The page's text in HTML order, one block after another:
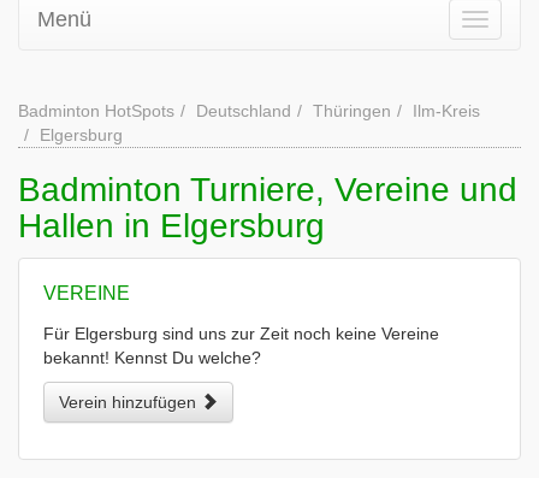
Menü
Badminton HotSpots Deutschland Thüringen
Ilm-Kreis
Elgersburg
Badminton Turniere, Vereine und
Hallen in Elgersburg
VEREINE
Für Elgersburg sind uns zur Zeit noch keine Vereine
bekannt! Kennst Du welche?
Verein hinzufügen